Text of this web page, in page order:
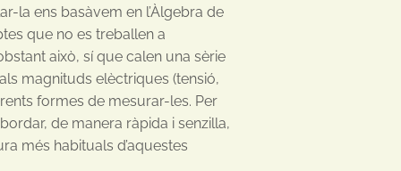
la ens basàvem en l’Àlgebra de
que no es treballen a
això, sí que calen una sèrie
magnituds elèctriques (tensió,
formes de mesurar-les. Per
de manera ràpida i senzilla,
més habituals d’aquestes